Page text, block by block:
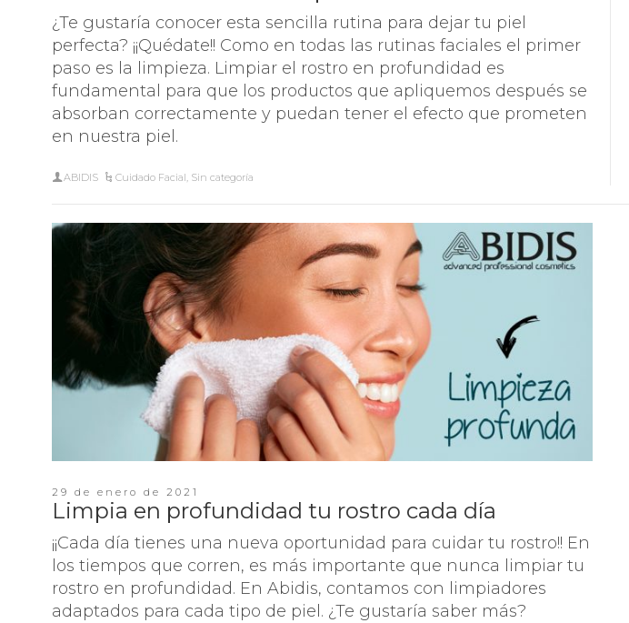
OJOS Y PESTAÑAS
PROTECCIÓN SOLAR
¿Te gustaría conocer esta sencilla rutina para dejar tu piel
perfecta? ¡¡Quédate!! Como en todas las rutinas faciales el primer
paso es la limpieza. Limpiar el rostro en profundidad es
fundamental para que los productos que apliquemos después se
absorban correctamente y puedan tener el efecto que prometen
en nuestra piel.
ABIDIS Cuidado Facial Sin categoría
29 de enero de 2021
Limpia en profundidad tu rostro cada día
¡¡Cada día tienes una nueva oportunidad para cuidar tu rostro!! En
los tiempos que corren, es más importante que nunca limpiar tu
rostro en profundidad. En Abidis, contamos con limpiadores
adaptados para cada tipo de piel. ¿Te gustaría saber más?